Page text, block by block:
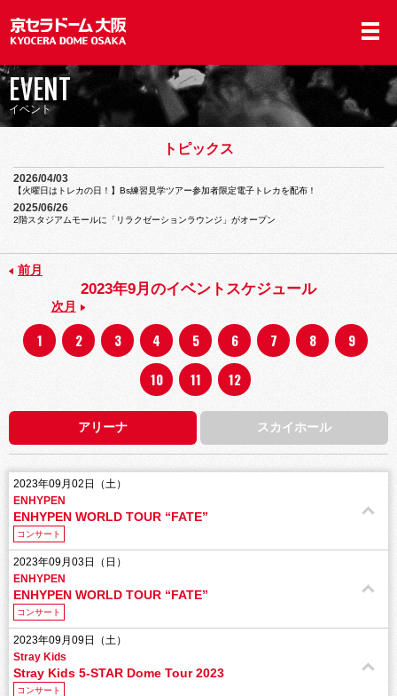
EVENT
イベント
トピックス
2026/04/03
【火曜日はトレカの日！】Bs練習見学ツアー参加者限定電子トレカを配布！
2025/06/26
2階スタジアムモールに「リラクゼーションラウンジ」がオープン
前月
2023年9月 のイベントスケジュール
次月
1 2 3 4 5 6 7 8
9
10
11 12
アリーナ スカイホール
2023年09月02日（土）
ENHYPEN
ENHYPEN WORLD TOUR “FATE”
コンサート
2023年09月03日（日）
ENHYPEN
ENHYPEN WORLD TOUR “FATE”
コンサート
2023年09月09日（土）
Stray Kids
Stray Kids 5-STAR Dome Tour 2023
コンサート